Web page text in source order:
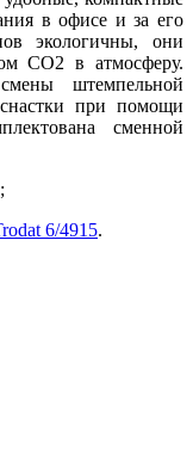
в офисе и за его
экологичны, они
СО2 в атмосферу.
штемпельной
при помощи
сменной
6/4915.